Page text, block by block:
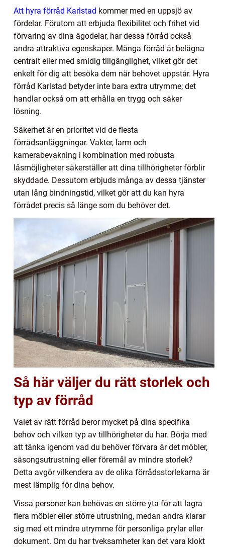
Att hyra förråd Karlstad kommer med en uppsjö av
fördelar. Förutom att erbjuda flexibilitet och frihet vid
förvaring av dina ägodelar, har dessa förråd också
andra attraktiva egenskaper. Många förråd är belägna
centralt eller med smidig tillgänglighet, vilket gör det
enkelt för dig att besöka dem när behovet uppstår. Hyra
förråd Karlstad betyder inte bara extra utrymme; det
handlar också om att erhålla en trygg och säker
lösning.
Säkerhet är en prioritet vid de flesta
förrådsanläggningar. Vakter, larm och
kamerabevakning i kombination med robusta
låsmöjligheter säkerställer att dina tillhörigheter förblir
skyddade. Dessutom erbjuds många av dessa tjänster
utan lång bindningstid, vilket gör att du kan hyra
förrådet precis så länge som du behöver det.
Så här väljer du rätt storlek och
typ av förråd
Valet av rätt förråd beror mycket på dina specifika
behov och vilken typ av tillhörigheter du har. Börja med
att tänka igenom vad du behöver förvara är det möbler,
säsongsutrustning eller föremål av mindre storlek?
Detta avgör vilkendera av de olika förrådsstorlekarna är
mest lämplig för dina behov.
Vissa personer kan behövas en större yta för att lagra
flera möbler eller större utrustning, medan andra klarar
sig med ett mindre utrymme för personliga prylar eller
dokument. Om du har tveksamheter kan det vara klokt